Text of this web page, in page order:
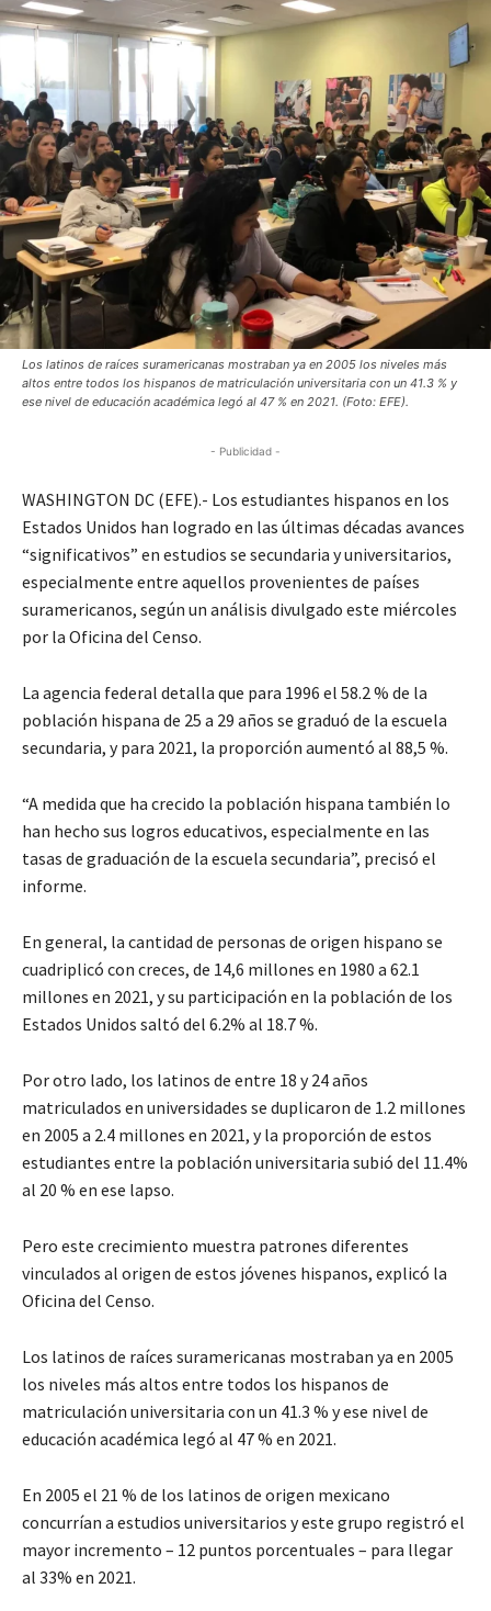
Los latinos de raíces suramericanas mostraban ya en 2005 los niveles más
altos entre todos los hispanos de matriculación universitaria con un 41.3 % y
ese nivel de educación académica legó al 47 % en 2021. (Foto: EFE).
- Publicidad -
WASHINGTON DC (EFE).- Los estudiantes hispanos en los
Estados Unidos han logrado en las últimas décadas avances
“significativos” en estudios se secundaria y universitarios,
especialmente entre aquellos provenientes de países
suramericanos, según un análisis divulgado este miércoles
por la Oficina del Censo.
La agencia federal detalla que para 1996 el 58.2 % de la
población hispana de 25 a 29 años se graduó de la escuela
secundaria, y para 2021, la proporción aumentó al 88,5 %.
“A medida que ha crecido la población hispana también lo
han hecho sus logros educativos, especialmente en las
tasas de graduación de la escuela secundaria”, precisó el
informe.
En general, la cantidad de personas de origen hispano se
cuadriplicó con creces, de 14,6 millones en 1980 a 62.1
millones en 2021, y su participación en la población de los
Estados Unidos saltó del 6.2% al 18.7 %.
Por otro lado, los latinos de entre 18 y 24 años
matriculados en universidades se duplicaron de 1.2 millones
en 2005 a 2.4 millones en 2021, y la proporción de estos
estudiantes entre la población universitaria subió del 11.4%
al 20 % en ese lapso.
Pero este crecimiento muestra patrones diferentes
vinculados al origen de estos jóvenes hispanos, explicó la
Oficina del Censo.
Los latinos de raíces suramericanas mostraban ya en 2005
los niveles más altos entre todos los hispanos de
matriculación universitaria con un 41.3 % y ese nivel de
educación académica legó al 47 % en 2021.
En 2005 el 21 % de los latinos de origen mexicano
concurrían a estudios universitarios y este grupo registró el
mayor incremento – 12 puntos porcentuales – para llegar
al 33% en 2021.